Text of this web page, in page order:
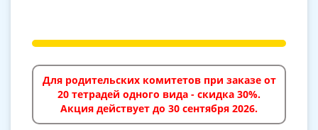
Для родительских комитетов при заказе от
20 тетрадей одного вида - скидка 30%.
Акция действует до 30 сентября 2026.